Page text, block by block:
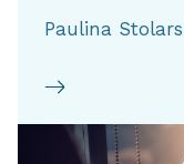
Paulina